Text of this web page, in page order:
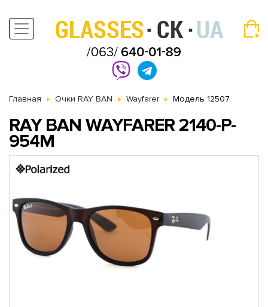
Главная Очки RAY BAN Wayfarer Модель 12507
RAY BAN WAYFARER 2140-P-
954M